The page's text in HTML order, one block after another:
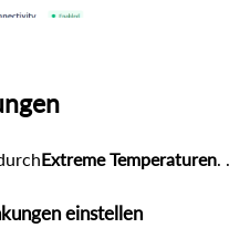
Extreme Temperaturen. .
einstellen